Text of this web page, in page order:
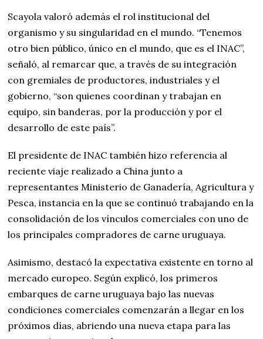
Scayola valoró además el rol institucional del
organismo y su singularidad en el mundo. “Tenemos
otro bien público, único en el mundo, que es el INAC”,
señaló, al remarcar que, a través de su integración
con gremiales de productores, industriales y el
gobierno, “son quienes coordinan y trabajan en
equipo, sin banderas, por la producción y por el
desarrollo de este país”.
El presidente de INAC también hizo referencia al
reciente viaje realizado a China junto a
representantes Ministerio de Ganadería, Agricultura y
Pesca, instancia en la que se continuó trabajando en la
consolidación de los vínculos comerciales con uno de
los principales compradores de carne uruguaya.
Asimismo, destacó la expectativa existente en torno al
mercado europeo. Según explicó, los primeros
embarques de carne uruguaya bajo las nuevas
condiciones comerciales comenzarán a llegar en los
próximos días, abriendo una nueva etapa para las